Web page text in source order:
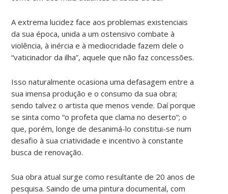
A extrema lucidez face aos problemas existenciais
da sua época, unida a um ostensivo combate à
violência, à inércia e à mediocridade fazem dele o
“vaticinador da ilha”, aquele que não faz concessões.
Isso naturalmente ocasiona uma defasagem entre a
sua imensa produção e o consumo da sua obra;
sendo talvez o artista que menos vende. Daí porque
se sinta como “o profeta que clama no deserto”; o
que, porém, longe de desanimá-lo constitui-se num
desafio à sua criatividade e incentivo à constante
busca de renovação.
Sua obra atual surge como resultante de 20 anos de
pesquisa. Saindo de uma pintura documental, com